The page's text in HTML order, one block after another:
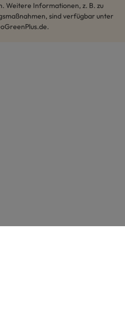
Weitere Informationen, z. B. zu
sind verfügbar unter